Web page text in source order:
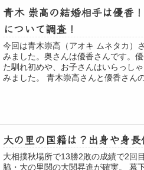
青木 崇高の結婚相手は優香
について調査！
今回は青木崇高（アオキ ムネタカ）
みました。奥さんは優香さんです。
た馴れ初めや、お子さんはいらっし
みました。 青木崇高さんと優香さん
大の里の国籍は？出身や身長
大相撲秋場所で13勝2敗の成績で2回
脇・大の里関の大関昇進が確実。 幕